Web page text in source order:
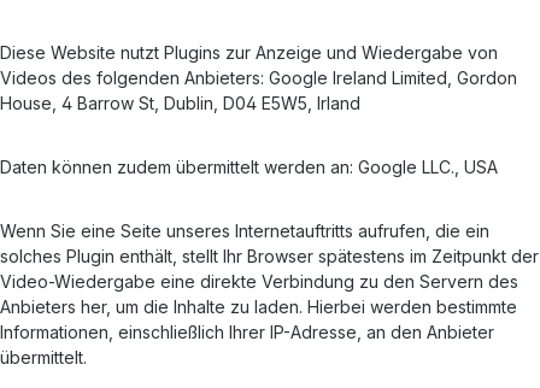
Diese Website nutzt Plugins zur Anzeige und Wiedergabe von
Videos des folgenden Anbieters: Google Ireland Limited, Gordon
House, 4 Barrow St, Dublin, D04 E5W5, Irland
Daten können zudem übermittelt werden an: Google LLC., USA
Wenn Sie eine Seite unseres Internetauftritts aufrufen, die ein
solches Plugin enthält, stellt Ihr Browser spätestens im Zeitpunkt der
Video-Wiedergabe eine direkte Verbindung zu den Servern des
Anbieters her, um die Inhalte zu laden. Hierbei werden bestimmte
Informationen, einschließlich Ihrer IP-Adresse, an den Anbieter
übermittelt.